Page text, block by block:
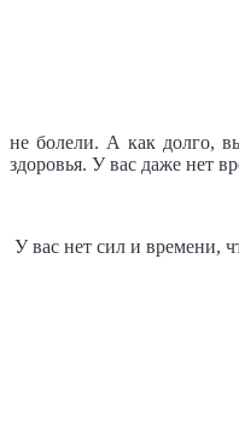
не болели. А как долго,
здоровья. У вас даже нет
У вас нет сил и времени,